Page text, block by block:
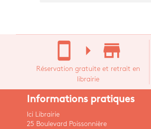
stay_current_portrait arrow_right store_mall_directory
Réservation gratuite et retrait en
librairie
Informations pratiques
Ici Librairie
25 Boulevard Poissonnière